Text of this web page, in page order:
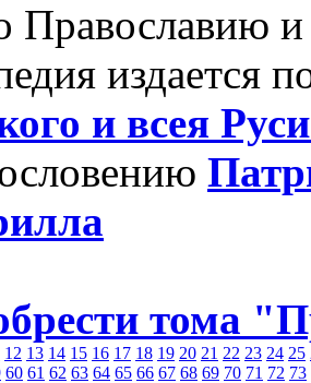
Православию
издается
и всея
тома
12 13 14 15 16 17 18 19 20 21 22 23 24 25
60 61 62 63 64 65 66 67 68 69 70 71 72 73